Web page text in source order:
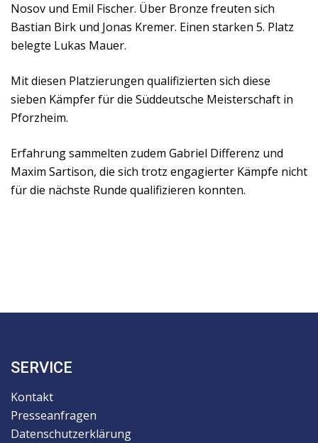
Nosov und Emil Fischer. Über Bronze freuten sich
Bastian Birk und Jonas Kremer. Einen starken 5. Platz
belegte Lukas Mauer.
Mit diesen Platzierungen qualifizierten sich diese
sieben Kämpfer für die Süddeutsche Meisterschaft in
Pforzheim.
Erfahrung sammelten zudem Gabriel Differenz und
Maxim Sartison, die sich trotz engagierter Kämpfe nicht
für die nächste Runde qualifizieren konnten.
SERVICE
Kontakt
Presseanfragen
Datenschutzerklärung